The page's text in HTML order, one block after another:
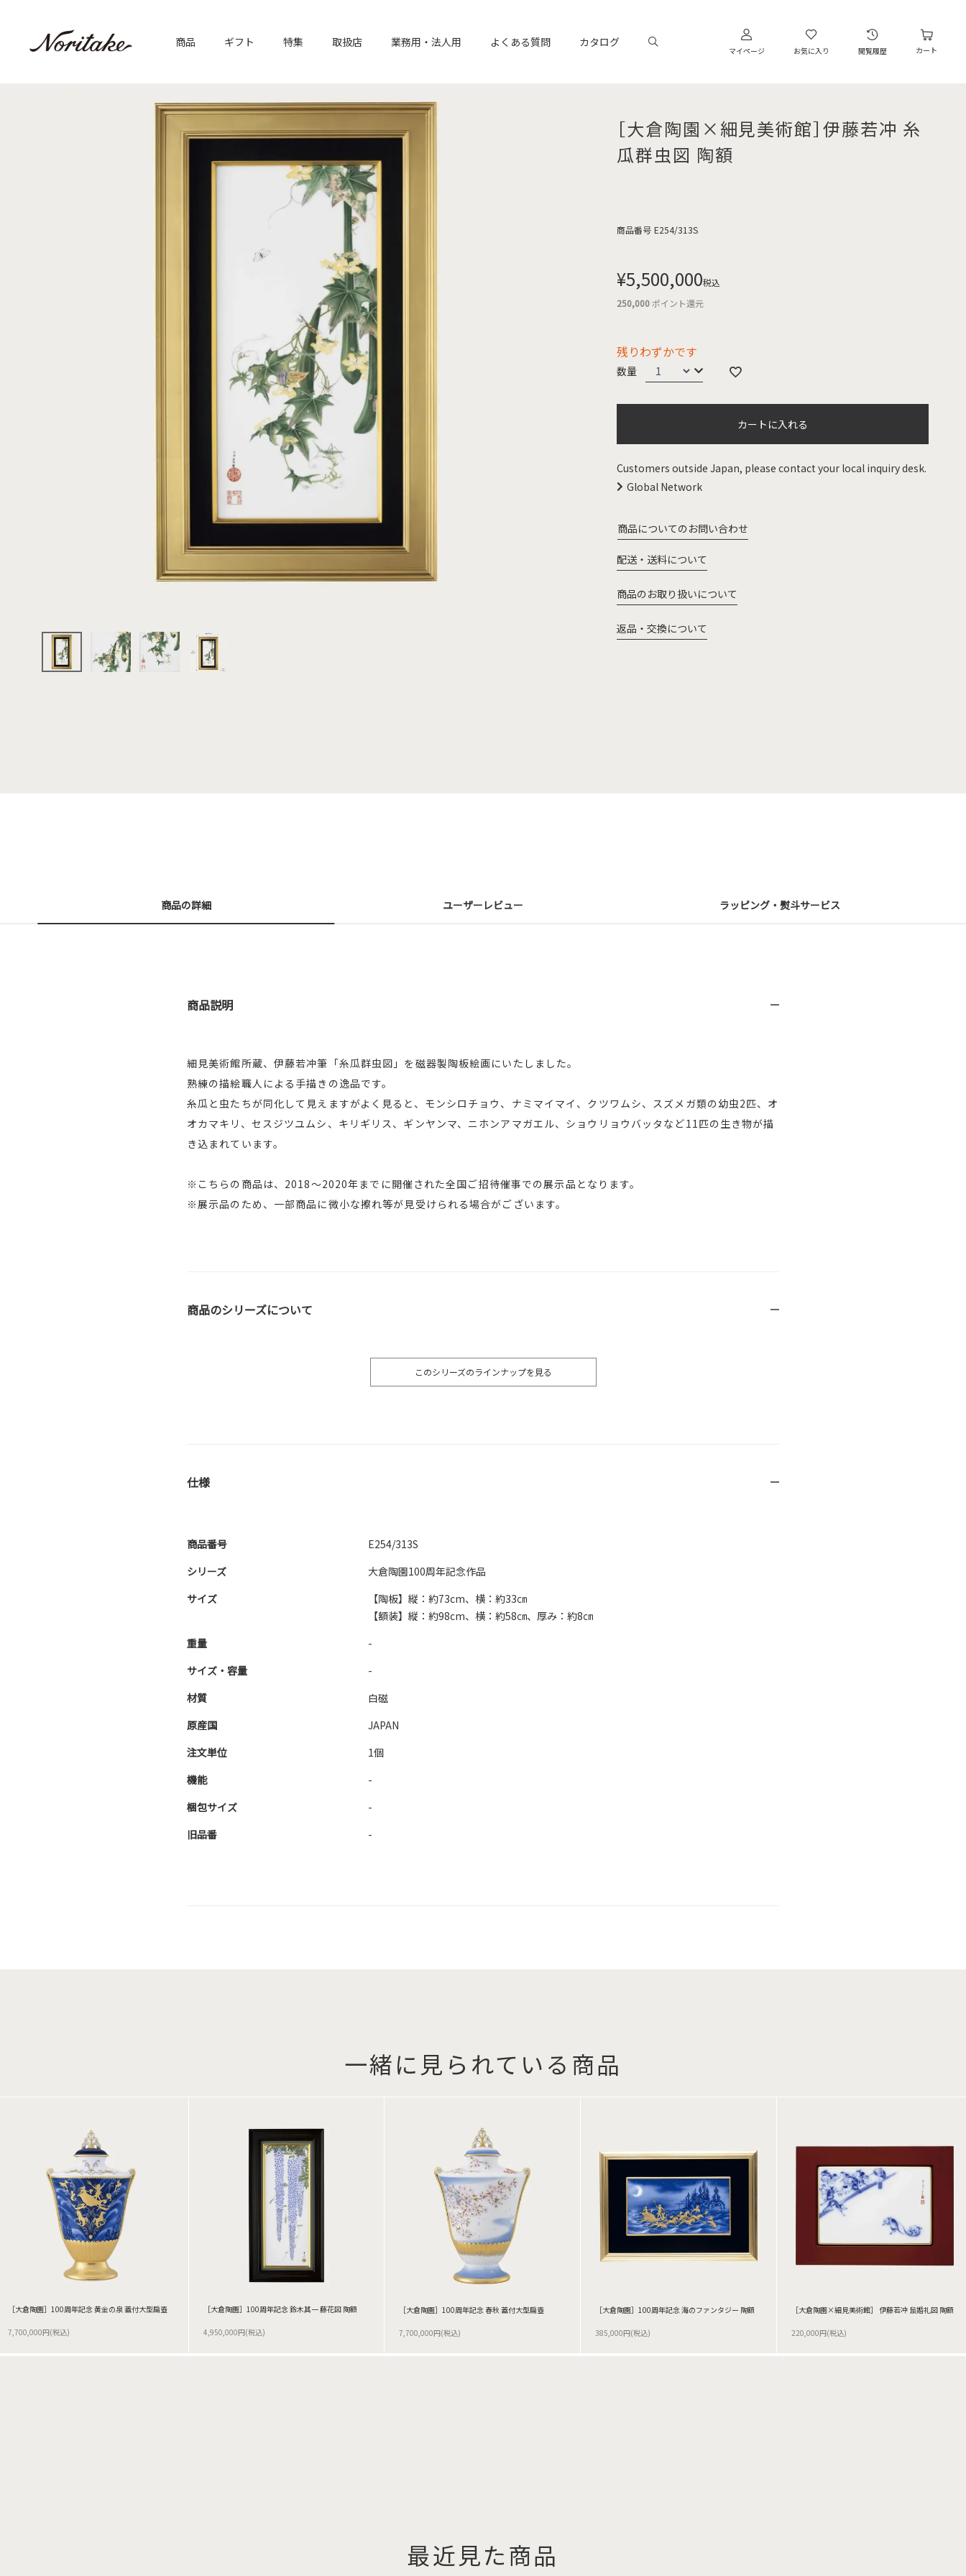
商品 ギフト 特集 取扱店 業務用・法人用 よくある質問 カタログ
マイページ お気に入り 閲覧履歴 カート
［大倉陶園×細見美術館］伊藤若冲 糸
瓜群虫図 陶額
商品番号 E254/313S
¥5,500,000税込
250,000ポイント還元
残りわずかです
カートに入れる
Customers outside Japan, please contact your local inquiry desk.
Global Network
商品についてのお問い合わせ
配送・送料について
商品のお取り扱いについて
返品・交換について
商品の詳細 ユーザーレビュー ラッピング・熨斗サービス
商品説明
細見美術館所蔵、伊藤若冲筆「糸瓜群虫図」を磁器製陶板絵画にいたしました。
熟練の描絵職人による手描きの逸品です。
糸瓜と虫たちが同化して見えますがよく見ると、モンシロチョウ、ナミマイマイ、クツワムシ、スズメガ類の幼虫2匹、オ
オカマキリ、セスジツユムシ、キリギリス、ギンヤンマ、ニホンアマガエル、ショウリョウバッタなど11匹の生き物が描
き込まれています。
※こちらの商品は、2018～2020年までに開催された全国ご招待催事での展示品となります。
※展示品のため、一部商品に微小な擦れ等が見受けられる場合がございます。
商品のシリーズについて
このシリーズのラインナップを見る
仕様
商品番号
E254/313S
シリーズ
大倉陶園100周年記念作品
サイズ
【陶板】縦：約73cm、横：約33㎝
【額装】縦：約98cm、横：約58㎝、厚み：約8㎝
重量
-
サイズ・容量
-
材質
白磁
原産国
JAPAN
注文単位
1個
機能
-
梱包サイズ
-
旧品番
-
一緒に見られている商品
［大倉陶園］100周年記念 黄金の泉 蓋付大型扁壺
7,700,000円(税込)
［大倉陶園］100周年記念 鈴木其一 藤花図 陶額
4,950,000円(税込)
［大倉陶園］100周年記念 春秋 蓋付大型扁壺
7,700,000円(税込)
［大倉陶園］100周年記念 海のファンタジー 陶額
385,000円(税込)
［大倉陶園×細見美術館］ 伊藤若冲 鼠婚礼図 陶額
220,000円(税込)
最近見た商品